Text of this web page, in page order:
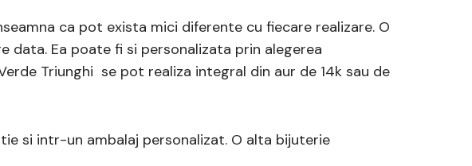
ca pot exista mici diferente cu fiecare realizare. O
data. Ea poate fi si personalizata prin alegerea
Triunghi se pot realiza integral din aur de 14k sau de
si intr-un ambalaj personalizat. O alta bijuterie